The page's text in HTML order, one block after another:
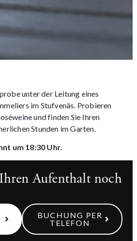
unter der Leitung eines
im Stufvenäs. Probieren
und finden Sie Ihren
Stunden im Garten.
um 18:30 Uhr.
Aufenthalt noch
BUCHUNG PER
TELEFON